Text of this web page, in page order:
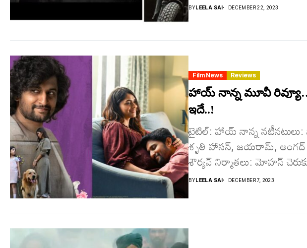
BYLEELA SAI DECEMBER 22, 2023
Film News Reviews
హాయ్ నాన్న మూవీ
ఇదే..!
టైటిల్‌: హాయ్ నాన్న‌
శృతి హాసన్‌, జయరామ్‌, అంగద్‌
శౌర్యవ్‌ నిర్మాతలు: మోహన్
BYLEELA SAI DECEMBER 7, 2023